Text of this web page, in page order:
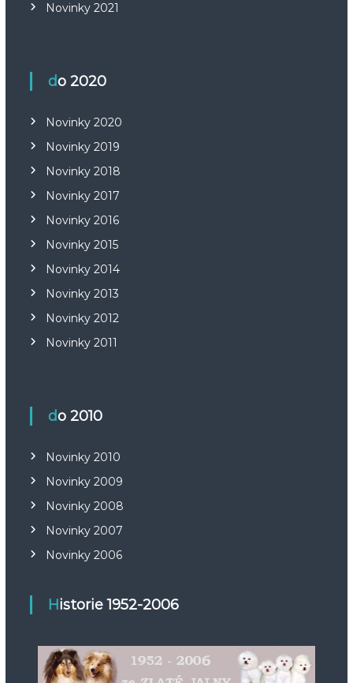
Novinky 2021
do 2020
Novinky 2020
Novinky 2019
Novinky 2018
Novinky 2017
Novinky 2016
Novinky 2015
Novinky 2014
Novinky 2013
Novinky 2012
Novinky 2011
do 2010
Novinky 2010
Novinky 2009
Novinky 2008
Novinky 2007
Novinky 2006
Historie 1952-2006